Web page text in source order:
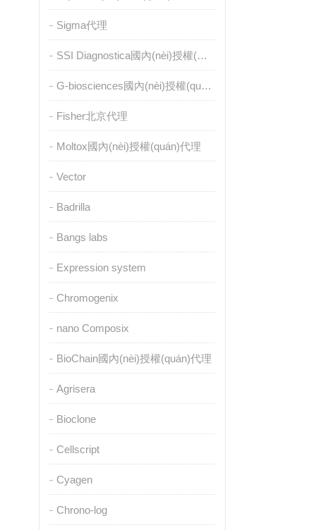
Sigma代理
SSI Diagnostica國內(nèi)授權(quán)代理
G-biosciences國內(nèi)授權(quán)代理
Fisher北京代理
Moltox國內(nèi)授權(quán)代理
Vector
Badrilla
Bangs labs
Expression system
Chromogenix
nano Composix
BioChain國內(nèi)授權(quán)代理
Agrisera
Bioclone
Cellscript
Cyagen
Chrono-log